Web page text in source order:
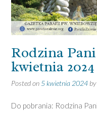
Rodzina
kwietnia 2024
Posted on 5 kwietnia 2024by
Do pobrania: Rodzina